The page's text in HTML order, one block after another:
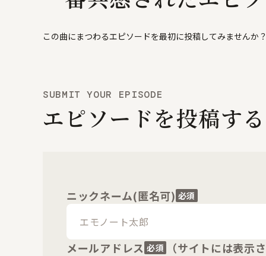
この曲にまつわるエピソードを最初に投稿してみませんか？
SUBMIT YOUR EPISODE
エピソードを投稿する
ニックネーム(匿名可) 必須
メールアドレス 必須 （サイトには表示